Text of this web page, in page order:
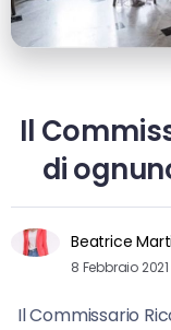
Il
di
Beatrice
8 Febbraio 2021
Il Commissario